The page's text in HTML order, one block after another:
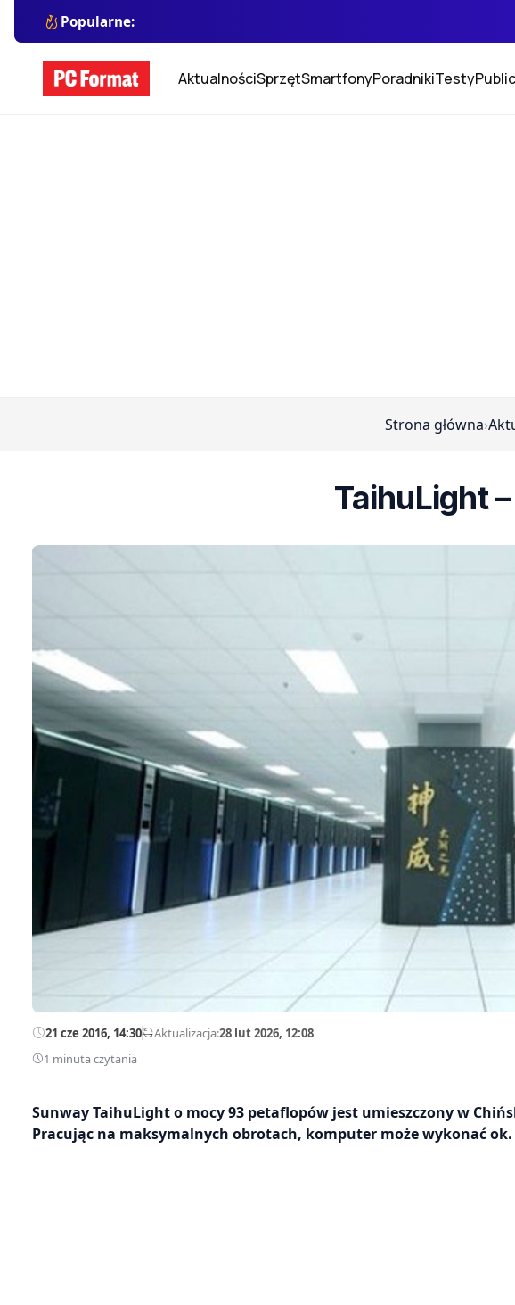
Popularne:
AktualnościSprzętSmartfonyPoradnikiTesty
Strona główna›
TaihuLight
21 cze 2016, 14:30—Aktualizacja:28 lut 2026, 12:08
1 minuta czytania
Sunway TaihuLight o mocy 93 petaflopów jest umieszczony w
Pracując na maksymalnych obrotach, komputer może wykonać